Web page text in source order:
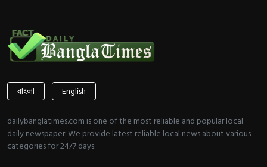
বাংলা English
dailybanglatimes.com is one of the most reliable and popular local
daily newspaper. We provide latest reliable local news about various
categories for 24/7 days.